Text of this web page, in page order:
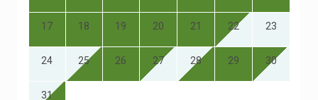
17 18 19 20 21 22 23
24 25 26 27 28 29 30
31